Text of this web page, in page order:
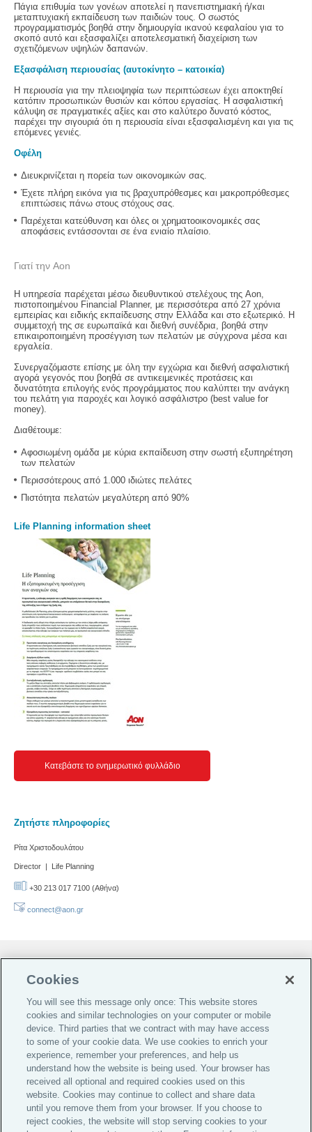
Πάγια επιθυμία των γονέων αποτελεί η πανεπιστημιακή ή/και
μεταπτυχιακή εκπαίδευση των παιδιών τους. Ο σωστός
προγραμματισμός βοηθά στην δημιουργία ικανού κεφαλαίου για το
σκοπό αυτό και εξασφαλίζει αποτελεσματική διαχείριση των
σχετιζόμενων υψηλών δαπανών.
Εξασφάλιση περιουσίας (αυτοκίνητο – κατοικία)
Η περιουσία για την πλειοψηφία των περιπτώσεων έχει αποκτηθεί
κατόπιν προσωπικών θυσιών και κόπου εργασίας. Η ασφαλιστική
κάλυψη σε πραγματικές αξίες και στο καλύτερο δυνατό κόστος,
παρέχει την σιγουριά ότι η περιουσία είναι εξασφαλισμένη και για τις
επόμενες γενιές.
Οφέλη
Διευκρινίζεται η πορεία των οικονομικών σας.
Έχετε πλήρη εικόνα για τις βραχυπρόθεσμες και μακροπρόθεσμες
επιπτώσεις πάνω στους στόχους σας.
Παρέχεται κατεύθυνση και όλες οι χρηματοοικονομικές σας
αποφάσεις εντάσσονται σε ένα ενιαίο πλαίσιο.
Γιατί την Aon
H υπηρεσία παρέχεται μέσω διευθυντικού στελέχους της Aon,
πιστοποιημένου Financial Planner, με περισσότερα από 27 χρόνια
εμπειρίας και ειδικής εκπαίδευσης στην Ελλάδα και στο εξωτερικό. Η
συμμετοχή της σε ευρωπαϊκά και διεθνή συνέδρια, βοηθά στην
επικαιροποιημένη προσέγγιση των πελατών με σύγχρονα μέσα και
εργαλεία.
Συνεργαζόμαστε επίσης με όλη την εγχώρια και διεθνή ασφαλιστική
αγορά γεγονός που βοηθά σε αντικειμενικές προτάσεις και
δυνατότητα επιλογής ενός προγράμματος που καλύπτει την ανάγκη
του πελάτη για παροχές και λογικό ασφάλιστρο (best value for
money).
Διαθέτουμε:
Αφοσιωμένη ομάδα με κύρια εκπαίδευση στην σωστή εξυπηρέτηση
των πελατών
Περισσότερους από 1.000 ιδιώτες πελάτες
Πιστότητα πελατών μεγαλύτερη από 90%
Life Planning information sheet
Κατεβάστε το ενημερωτικό φυλλάδιο
Ζητήστε πληροφορίες
Ρίτα Χριστοδουλάτου
Director | Life Planning
+30 213 017 7100 (Αθήνα)
connect@aon.gr
Προτιμήσεις Cookies
Διαχείριση Αιτιάσεων
Διασφάλιση Ποιότητας
Ασφάλεια Πληροφοριών
Νομικό Περιεχόμενο
Προστασία Προσωπικών Δεδομένων
Cookies
Cookies
You will see this message only once: This website stores
cookies and similar technologies on your computer or mobile
device. Third parties that we contract with may have access
to some of your cookie data. We use cookies to enrich your
experience, remember your preferences, and help us
understand how the website is being used. Your browser has
received all optional and required cookies used on this
website. Cookies may continue to collect and share data
until you remove them from your browser. If you choose to
reject cookies, the website will stop serving cookies to your